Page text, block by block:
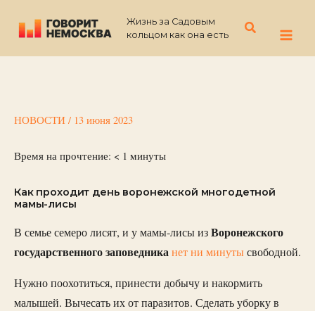
содержимому
Жизнь за Садовым
кольцом как она есть
Поиск
НОВОСТИ / 13 июня 2023
Время на прочтение: < 1 минуты
Как проходит день воронежской многодетной
мамы-лисы
В семье семеро лисят, и у мамы-лисы изВоронежского
государственного заповедниканет ни минутысвободной.
Нужно поохотиться, принести добычу и накормить
малышей. Вычесать их от паразитов. Сделать уборку в